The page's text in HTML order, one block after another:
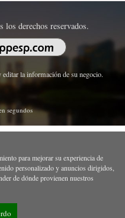
los derechos reservados.
editar la información de su negocio.
segundos
para mejorar su experiencia de
personalizado y anuncios dirigidos,
de dónde provienen nuestros